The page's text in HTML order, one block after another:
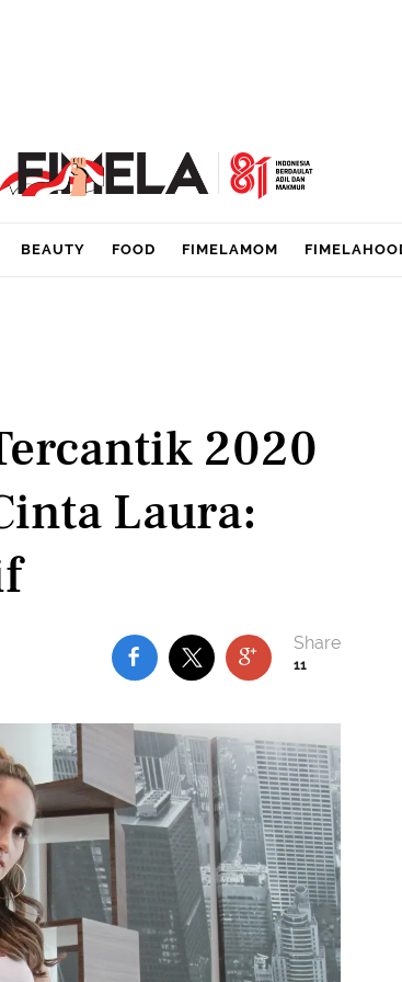
BEAUTY FOOD FIMELAMOM
2020
Laura:
11